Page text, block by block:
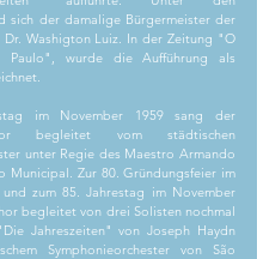
sich der damalige Bürgermeister der
Dr. Washigton Luiz. In der Zeitung "O
Paulo", wurde die Aufführung als
im November 1959 sang der
begleitet vom städtischen
unter Regie des Maestro Armando
Municipal. Zur 80. Gründungsfeier im
zum 85. Jahrestag im November
begleitet von drei Solisten nochmal
Jahreszeiten" von Joseph Haydn
Symphonieorchester von São